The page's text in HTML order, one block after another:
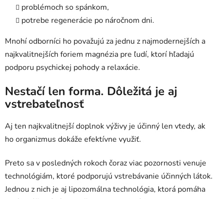
problémoch so spánkom,
potrebe regenerácie po náročnom dni.
Mnohí odborníci ho považujú za jednu z najmodernejších a
najkvalitnejších foriem magnézia pre ľudí, ktorí hľadajú
podporu psychickej pohody a relaxácie.
Nestačí len forma. Dôležitá je aj
vstrebateľnosť
Aj ten najkvalitnejší doplnok výživy je účinný len vtedy, ak
ho organizmus dokáže efektívne využiť.
Preto sa v posledných rokoch čoraz viac pozornosti venuje
technológiám, ktoré podporujú vstrebávanie účinných látok.
Jednou z nich je aj lipozomálna technológia, ktorá pomáha
Odoslať
Powered by chaterimo